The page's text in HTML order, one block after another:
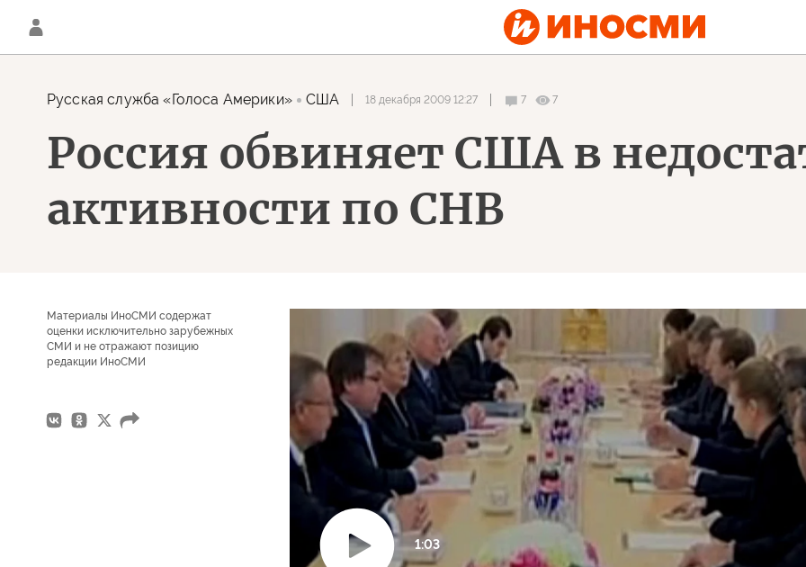
Русская служба «Голоса Америки» США 18 декабря 2009 12:27 7 7
Россия обвиняет США в
активности по СНВ
1:03
Материалы ИноСМИ содержат
оценки исключительно зарубежных
СМИ и не отражают позицию
редакции ИноСМИ